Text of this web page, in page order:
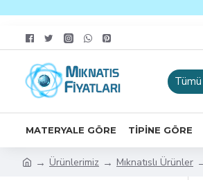
Tümü
MATERYALE GÖRE TIPINE GÖRE
Ürünlerimiz Mıknatıslı Ürünler